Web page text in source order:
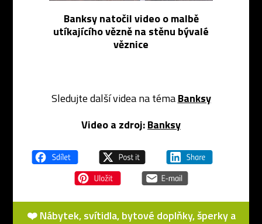
Banksy natočil video o malbě
utíkajícího vězně na stěnu bývalé
věznice
Sledujte další videa na témaBanksy
Video a zdroj:Banksy
❤️ Nábytek, svítidla, bytové doplňky, šperky a